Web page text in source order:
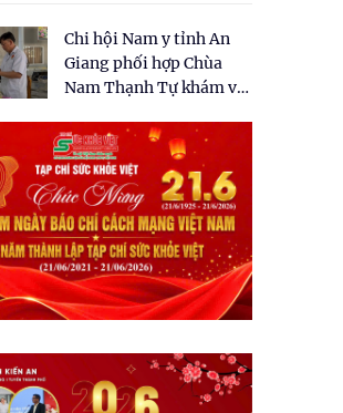
dân tại xã Tân Tập
Chi hội Nam y tỉnh An
Giang phối hợp Chùa
Nam Thạnh Tự khám và
nhân dân